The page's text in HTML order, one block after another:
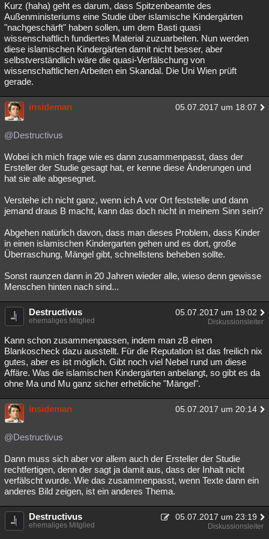
Kurz (haha) geht es darum, dass Spitzenbeamte des
Außenministeriums eine Studie über islamische Kindergärten
"nachgeschärft" haben sollen, um dem Basti quasi
wissenschaftlich fundiertes Material zuzuarbeiten. Nun werden
diese islamischen Kindergärten damit nicht besser, aber
selbstverständlich wäre die quasi-Verfälschung von
wissenschaftlichen Arbeiten ein Skandal. Die Uni Wien prüft
gerade.
insideman 05.07.2017 um 18:07
@Destructivus
Wobei ich mich frage wie es dann zusammenpasst, dass der
Ersteller der Studie gesagt hat, er kenne diese Änderungen und
hat sie alle abgesegnet.
Verstehe ich nicht ganz, wenn ich A vor Ort feststelle und dann
jemand draus B macht, kann das doch nicht in meinem Sinn sein?
Abgehen natürlich davon, dass man dieses Problem, dass Kinder
in einen islamischen Kindergarten gehen und es dort, große
Überraschung, Mängel gibt, schnellstens beheben sollte.
Sonst raunzen dann in 20 Jahren wieder alle, wieso denn gewisse
Menschen hinten nach sind...
Destructivus 05.07.2017 um 19:02
ehemaliges Mitglied Diskussionsleiter
Kann schon zusammenpassen, indem man zB einen
Blankoscheck dazu ausstellt. Für die Reputation ist das freilich nix
gutes, aber es ist möglich. Gibt noch viel Nebel rund um diese
Affäre. Was die islamischen Kindergärten anbelangt, so gibt es da
ohne Ma und Mu ganz sicher erhebliche "Mängel".
insideman 05.07.2017 um 20:14
@Destructivus
Dann muss sich aber vor allem auch der Ersteller der Studie
rechtfertigen, denn der sagt ja damit aus, dass der Inhalt nicht
verfälscht wurde. Wie das zusammenpasst, wenn Texte dann ein
anderes Bild zeigen, ist ein anderes Thema.
Destructivus 05.07.2017 um 23:19
ehemaliges Mitglied Diskussionsleiter